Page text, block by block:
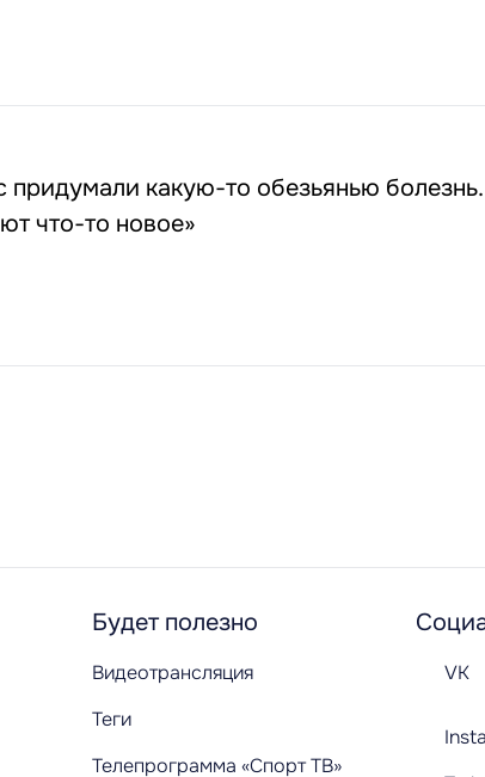
какую-то обезьянью
что-то новое»
Будет полезно
Видеотрансляция
Теги
Телепрограмма «Спорт ТВ»
VK